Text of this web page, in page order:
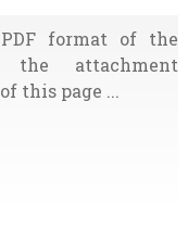
format of the
the attachment
this page ...